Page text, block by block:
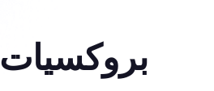
Airzone بروكسيات